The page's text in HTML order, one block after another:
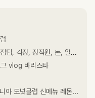
현직 바리스타가 생각하는 바리스타란? 면접팁, 걱정, 정직원, 돈, 알바생, 내 카페, 사업
vlog 바리스타
레몬딜 버터말고 크림치즈 만들기 ! 캘리포니아 도넛클럽 신메뉴 레몬딜 크림치즈 도넛